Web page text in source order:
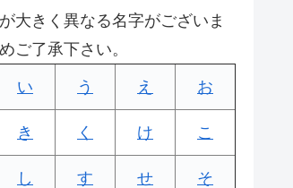
大きく異なる名字がございま
ご了承下さい。
い う え お
き く け こ
し す せ そ